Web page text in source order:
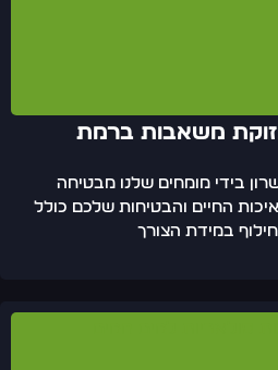
משאבות ברמת
בידי מומחים שלנו מבטיחה
החיים והבטיחות שלכם כולל
במידת הצורך